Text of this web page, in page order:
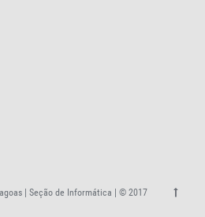
| Seção de Informática | © 2017